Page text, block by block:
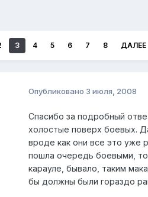
3 4 5 6 7 8 ДАЛЕЕ
Опубликовано 3 июля, 2008
Спасибо за подробный
холостые поверх боевых.
вроде как они все это уже
пошла очередь боевыми, то
карауле, бывало, таким
бы должны были гораздо